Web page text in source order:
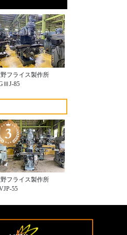
フライス製作所
85
フライス製作所
55